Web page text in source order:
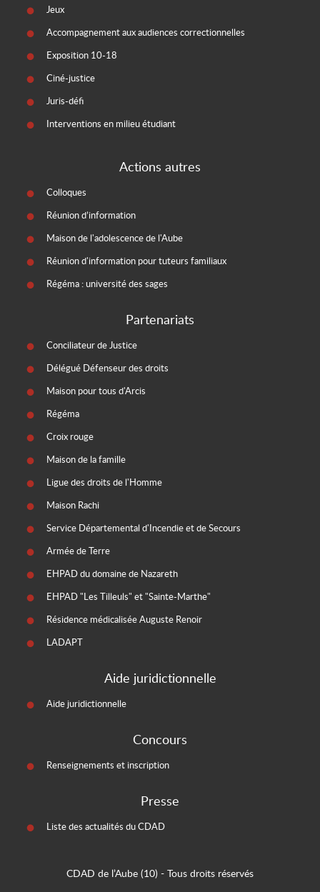
Jeux
Accompagnement aux audiences correctionnelles
Exposition 10-18
Ciné-justice
Juris-défi
Interventions en milieu étudiant
Actions autres
Colloques
Réunion d’information
Maison de l'adolescence de l'Aube
Réunion d'information pour tuteurs familiaux
Régéma : université des sages
Partenariats
Conciliateur de Justice
Délégué Défenseur des droits
Maison pour tous d'Arcis
Régéma
Croix rouge
Maison de la famille
Ligue des droits de l'Homme
Maison Rachi
Service Départemental d'Incendie et de Secours
Armée de Terre
EHPAD du domaine de Nazareth
EHPAD "Les Tilleuls" et "Sainte-Marthe"
Résidence médicalisée Auguste Renoir
LADAPT
Aide juridictionnelle
Aide juridictionnelle
Concours
Renseignements et inscription
Presse
Liste des actualités du CDAD
CDAD de l’Aube (10) - Tous droits réservés